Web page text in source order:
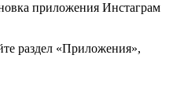
приложения Инстаграм
раздел «Приложения»,